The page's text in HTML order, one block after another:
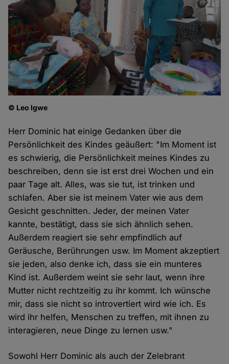
© Leo Igwe
Herr Dominic hat einige Gedanken über die
Persönlichkeit des Kindes geäußert: "Im Moment ist
es schwierig, die Persönlichkeit meines Kindes zu
beschreiben, denn sie ist erst drei Wochen und ein
paar Tage alt. Alles, was sie tut, ist trinken und
schlafen. Aber sie ist meinem Vater wie aus dem
Gesicht geschnitten. Jeder, der meinen Vater
kannte, bestätigt, dass sie sich ähnlich sehen.
Außerdem reagiert sie sehr empfindlich auf
Geräusche, Berührungen usw. Im Moment akzeptiert
sie jeden, also denke ich, dass sie ein munteres
Kind ist. Außerdem weint sie sehr laut, wenn ihre
Mutter nicht rechtzeitig zu ihr kommt. Ich wünsche
mir, dass sie nicht so introvertiert wird wie ich. Es
wird ihr helfen, Menschen zu treffen, mit ihnen zu
interagieren, neue Dinge zu lernen usw."
Sowohl Herr Dominic als auch der Zelebrant